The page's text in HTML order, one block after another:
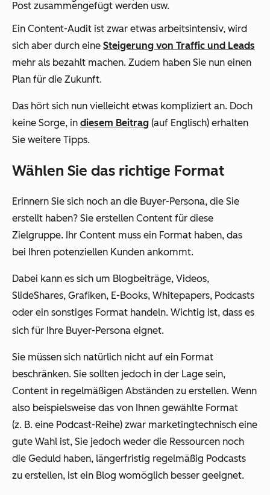
Post zusammengefügt werden usw.
Ein Content-Audit ist zwar etwas arbeitsintensiv, wird
sich aber durch eine Steigerung von Traffic und Leads
mehr als bezahlt machen. Zudem haben Sie nun einen
Plan für die Zukunft.
Das hört sich nun vielleicht etwas kompliziert an. Doch
keine Sorge, in diesem Beitrag (auf Englisch) erhalten
Sie weitere Tipps.
Wählen Sie das richtige Format
Erinnern Sie sich noch an die Buyer-Persona, die Sie
erstellt haben? Sie erstellen Content für diese
Zielgruppe. Ihr Content muss ein Format haben, das
bei Ihren potenziellen Kunden ankommt.
Dabei kann es sich um Blogbeiträge, Videos,
SlideShares, Grafiken, E-Books, Whitepapers, Podcasts
oder ein sonstiges Format handeln. Wichtig ist, dass es
sich für Ihre Buyer-Persona eignet.
Sie müssen sich natürlich nicht auf ein Format
beschränken. Sie sollten jedoch in der Lage sein,
Content in regelmäßigen Abständen zu erstellen. Wenn
also beispielsweise das von Ihnen gewählte Format
(z. B. eine Podcast-Reihe) zwar marketingtechnisch eine
gute Wahl ist, Sie jedoch weder die Ressourcen noch
die Geduld haben, längerfristig regelmäßig Podcasts
zu erstellen, ist ein Blog womöglich besser geeignet.